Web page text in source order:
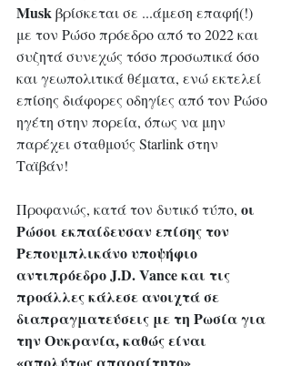
Musk βρίσκεται σε ...άμεση επαφή(!)
με τον Ρώσο πρόεδρο από το 2022 και
συζητά συνεχώς τόσο προσωπικά όσο
και γεωπολιτικά θέματα, ενώ εκτελεί
επίσης διάφορες οδηγίες από τον Ρώσο
ηγέτη στην πορεία, όπως να μην
παρέχει σταθμούς Starlink στην
Ταϊβάν!
Προφανώς, κατά τον δυτικό τύπο, οι
Ρώσοι εκπαίδευσαν επίσης τον
Ρεπουμπλικάνο υποψήφιο
αντιπρόεδρο J.D. Vance και τις
προάλλες κάλεσε ανοιχτά σε
διαπραγματεύσεις με τη Ρωσία για
την Ουκρανία, καθώς είναι
«απολύτως απαραίτητο»